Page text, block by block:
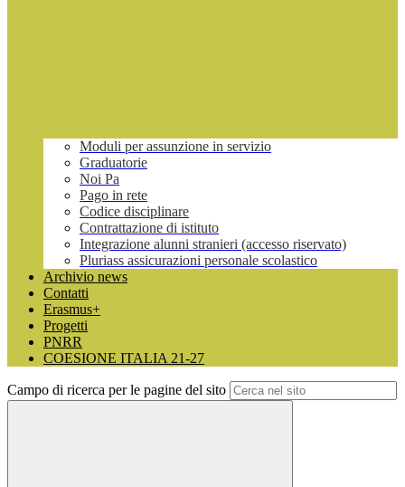
Moduli per assunzione in servizio
Graduatorie
Noi Pa
Pago in rete
Codice disciplinare
Contrattazione di istituto
Integrazione alunni stranieri (accesso riservato)
Pluriass assicurazioni personale scolastico
Archivio news
Contatti
Erasmus+
Progetti
PNRR
COESIONE ITALIA 21-27
Campo di ricerca per le pagine del sito